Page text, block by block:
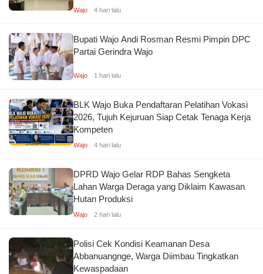
Wajo 4 hari lalu
Bupati Wajo Andi Rosman Resmi Pimpin DPC
Partai Gerindra Wajo
Wajo 1 hari lalu
BLK Wajo Buka Pendaftaran Pelatihan Vokasi
2026, Tujuh Kejuruan Siap Cetak Tenaga Kerja
Kompeten
Wajo 4 hari lalu
DPRD Wajo Gelar RDP Bahas Sengketa
Lahan Warga Deraga yang Diklaim Kawasan
Hutan Produksi
Wajo 2 hari lalu
Polisi Cek Kondisi Keamanan Desa
Abbanuangnge, Warga Diimbau Tingkatkan
Kewaspadaan